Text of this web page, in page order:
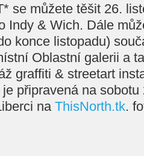
se můžete těšit 26.
Indy & Wich. Dále
konce listopadu)
Oblastní galerii a
graffiti & streetart
připravená na sobotu
na ThisNorth.tk.